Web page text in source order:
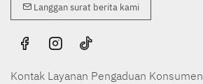
Langgan surat berita kami
Kontak Layanan Pengaduan Konsumen